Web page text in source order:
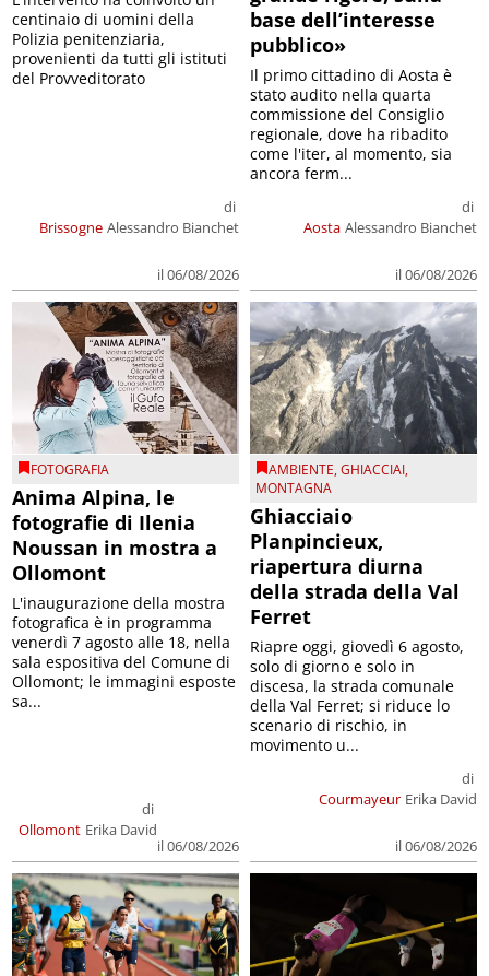
Brissogne
di
Alessandro Bianchet
il 06/08/2026
centinaio di uomini della
Polizia penitenziaria,
provenienti da tutti gli istituti
del Provveditorato
base dell’interesse
pubblico»
Aosta
di
Alessandro Bianchet
il 06/08/2026
Il primo cittadino di Aosta è
stato audito nella quarta
commissione del Consiglio
regionale, dove ha ribadito
come l'iter, al momento, sia
ancora ferm...
FOTOGRAFIA
Anima Alpina, le
fotografie di Ilenia
Noussan in mostra a
Ollomont
Ollomont
di
Erika David
il 06/08/2026
L'inaugurazione della mostra
fotografica è in programma
venerdì 7 agosto alle 18, nella
sala espositiva del Comune di
Ollomont; le immagini esposte
sa...
AMBIENTE,GHIACCIAI,
MONTAGNA
Ghiacciaio
Planpincieux,
riapertura diurna
della strada della Val
Ferret
Courmayeur
di
Erika David
il 06/08/2026
Riapre oggi, giovedì 6 agosto,
solo di giorno e solo in
discesa, la strada comunale
della Val Ferret; si riduce lo
scenario di rischio, in
movimento u...